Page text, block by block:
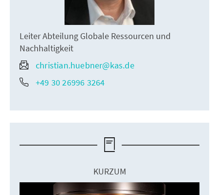
Leiter Abteilung Globale Ressourcen und
Nachhaltigkeit
christian.huebner@kas.de
+49 30 26996 3264
KURZUM